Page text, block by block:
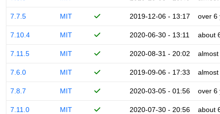
7.7.5 MIT 2019-12-06 - 13:17 over 6
7.10.4 MIT 2020-06-30 - 13:11 about
7.11.5 MIT 2020-08-31 - 20:02
7.6.0 MIT 2019-09-06 - 17:33
7.8.7 MIT 2020-03-05 - 01:56 over 6
7.11.0 MIT 2020-07-30 - 20:56 about